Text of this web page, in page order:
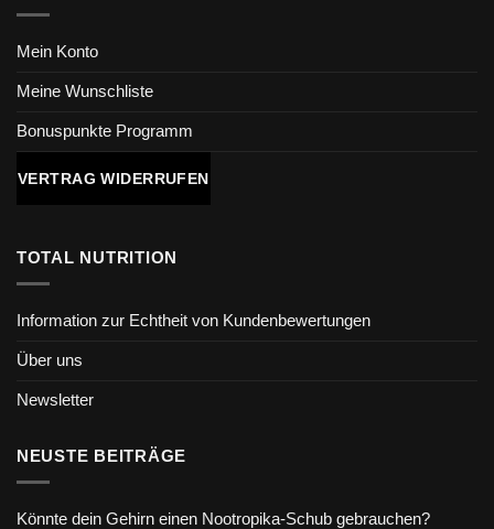
Mein Konto
Meine Wunschliste
Bonuspunkte Programm
VERTRAG WIDERRUFEN
TOTAL NUTRITION
Information zur Echtheit von Kundenbewertungen
Über uns
Newsletter
NEUSTE BEITRÄGE
Könnte dein Gehirn einen Nootropika-Schub gebrauchen?